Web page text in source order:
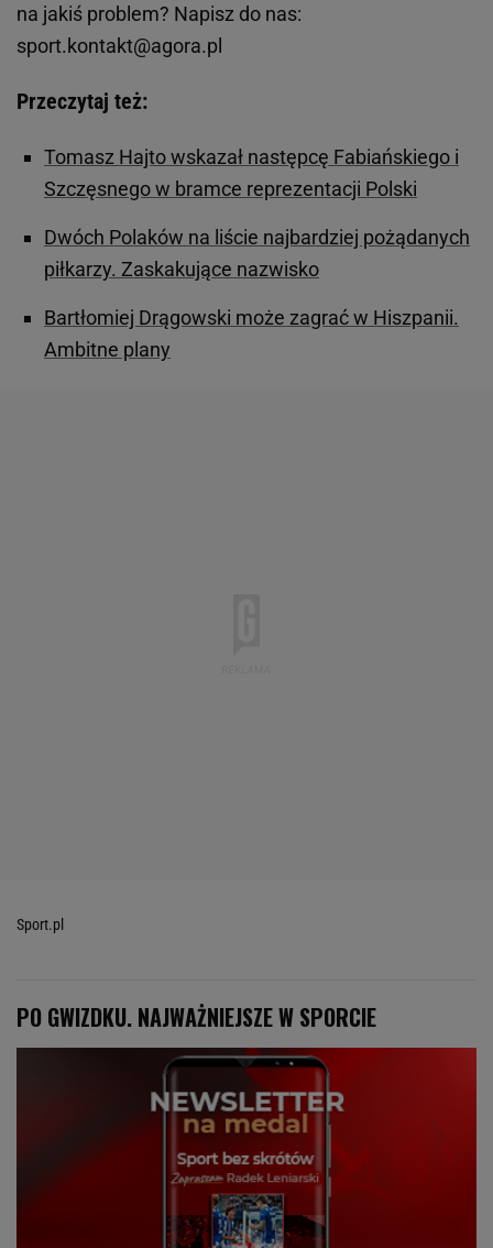
na jakiś problem? Napisz do nas:
sport.kontakt@agora.pl
Przeczytaj też:
Tomasz Hajto wskazał następcę Fabiańskiego i
Szczęsnego w bramce reprezentacji Polski
Dwóch Polaków na liście najbardziej pożądanych
piłkarzy. Zaskakujące nazwisko
Bartłomiej Drągowski może zagrać w Hiszpanii.
Ambitne plany
Sport.pl